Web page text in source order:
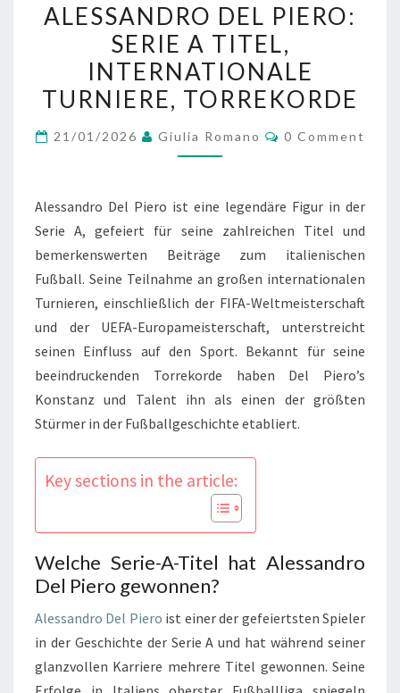
DEL
PIERO:
SERIE
A
INTERNATIONALE
ALESSANDRO DEL PIERO:
SERIE A TITEL,
INTERNATIONALE
TURNIERE, TORREKORDE
21/01/2026 Giulia Romano Comments
0 Comment
Alessandro Del Piero ist eine legendäre Figur in der
Serie A, gefeiert für seine zahlreichen Titel und
bemerkenswerten Beiträge zum italienischen
Fußball. Seine Teilnahme an großen internationalen
Turnieren, einschließlich der FIFA-Weltmeisterschaft
und der UEFA-Europameisterschaft, unterstreicht
seinen Einfluss auf den Sport. Bekannt für seine
beeindruckenden Torrekorde haben Del Piero’s
Konstanz und Talent ihn als einen der größten
Stürmer in der Fußballgeschichte etabliert.
Key sections in the article:
Welche Serie-A-Titel hat Alessandro
Del Piero gewonnen?
Alessandro Del Piero ist einer der gefeiertsten Spieler
in der Geschichte der Serie A und hat während seiner
glanzvollen Karriere mehrere Titel gewonnen. Seine